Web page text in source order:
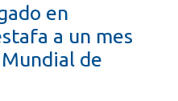
en
a un mes
de